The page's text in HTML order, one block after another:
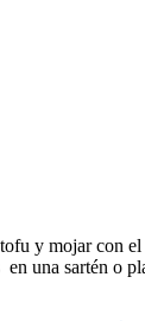
y mojar con
una sartén o